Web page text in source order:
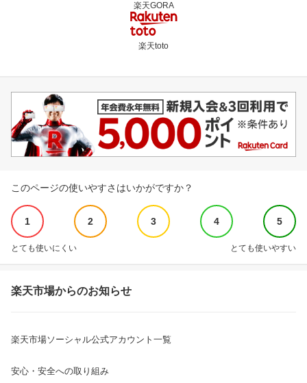
楽天GORA
楽天toto
このページの使いやすさはいかがですか？
1 2 3 4 5
とても使いにくい とても使いやすい
楽天市場からのお知らせ
楽天市場ソーシャル公式アカウント一覧
安心・安全への取り組み